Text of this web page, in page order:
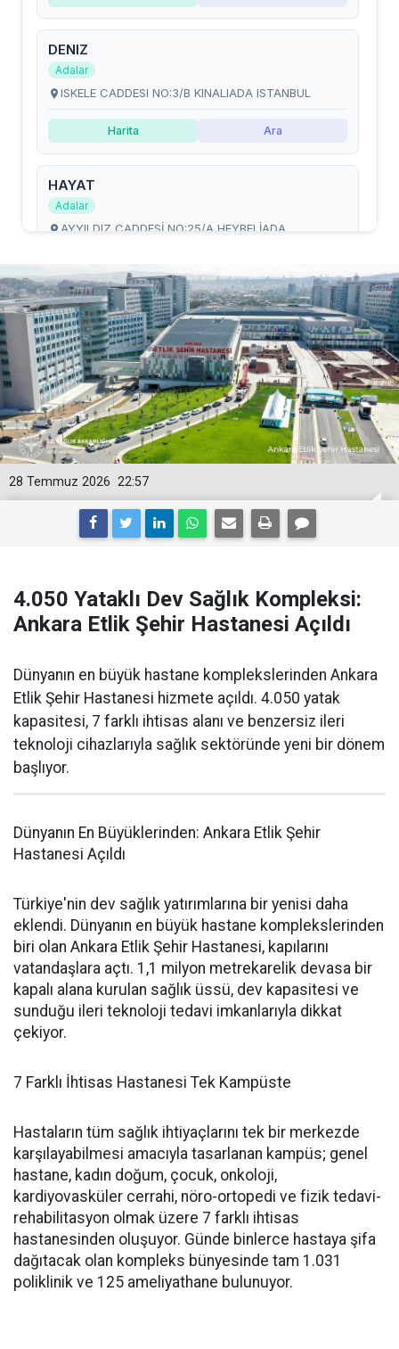
22:57
28 Temmuz 2026
4.050 Yataklı Dev Sağlık Kompleksi:
Ankara Etlik Şehir Hastanesi Açıldı
Dünyanın en büyük hastane komplekslerinden Ankara
Etlik Şehir Hastanesi hizmete açıldı. 4.050 yatak
kapasitesi, 7 farklı ihtisas alanı ve benzersiz ileri
teknoloji cihazlarıyla sağlık sektöründe yeni bir dönem
başlıyor.
Dünyanın En Büyüklerinden: Ankara Etlik Şehir
Hastanesi Açıldı
Türkiye'nin dev sağlık yatırımlarına bir yenisi daha
eklendi. Dünyanın en büyük hastane komplekslerinden
biri olan Ankara Etlik Şehir Hastanesi, kapılarını
vatandaşlara açtı. 1,1 milyon metrekarelik devasa bir
kapalı alana kurulan sağlık üssü, dev kapasitesi ve
sunduğu ileri teknoloji tedavi imkanlarıyla dikkat
çekiyor.
7 Farklı İhtisas Hastanesi Tek Kampüste
Hastaların tüm sağlık ihtiyaçlarını tek bir merkezde
karşılayabilmesi amacıyla tasarlanan kampüs; genel
hastane, kadın doğum, çocuk, onkoloji,
kardiyovasküler cerrahi, nöro-ortopedi ve fizik tedavi-
rehabilitasyon olmak üzere 7 farklı ihtisas
hastanesinden oluşuyor. Günde binlerce hastaya şifa
dağıtacak olan kompleks bünyesinde tam 1.031
poliklinik ve 125 ameliyathane bulunuyor.